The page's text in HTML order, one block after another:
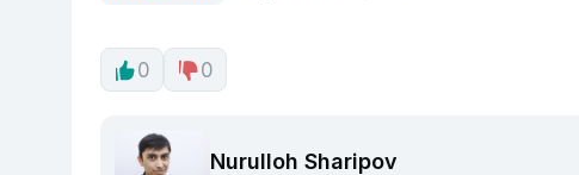
0 0
Nurulloh Sharipov